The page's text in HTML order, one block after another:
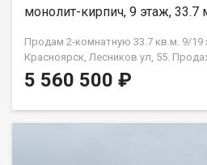
монолит-кирпич, 9 этаж, 33.7
Продам 2-комнатную 33.7 кв.м. 9/19
Красноярск, Лесников ул, 55.
ЗАСТРОЙЩИКА
5 560 500 ₽